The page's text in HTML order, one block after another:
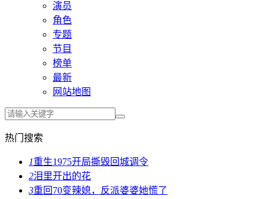
演员
角色
专题
节目
榜单
最新
网站地图
热门搜索
1重生1975开局撕毁回城调令
2泪里开出的花
3重回70变辣媳，反派婆婆她慌了